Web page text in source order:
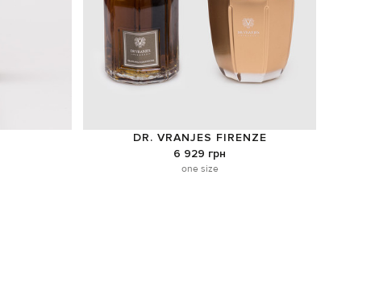
DR. VRANJES FIRENZE
6 929 грн
one size